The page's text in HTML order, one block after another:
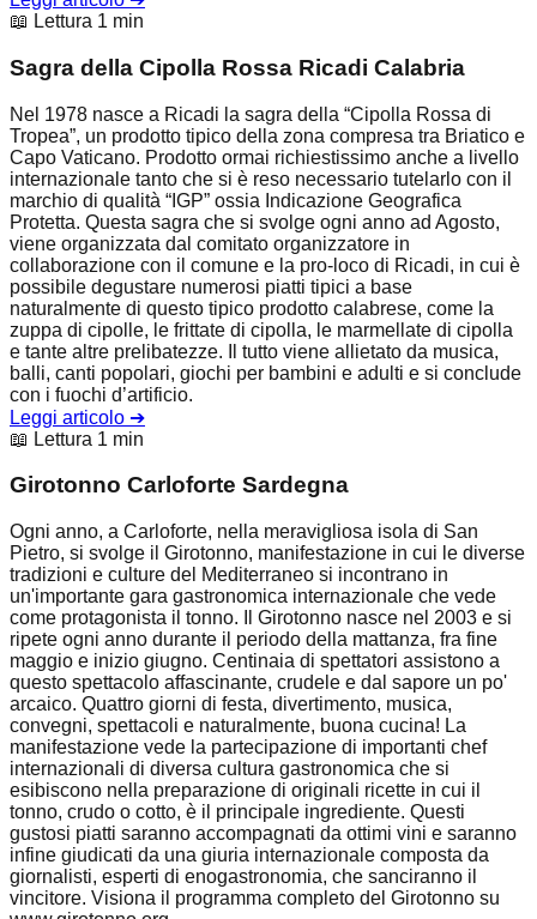
📖 Lettura 1 min
Sagra della Cipolla Rossa Ricadi Calabria
Nel 1978 nasce a Ricadi la sagra della “Cipolla Rossa di
Tropea”, un prodotto tipico della zona compresa tra Briatico e
Capo Vaticano. Prodotto ormai richiestissimo anche a livello
internazionale tanto che si è reso necessario tutelarlo con il
marchio di qualità “IGP” ossia Indicazione Geografica
Protetta. Questa sagra che si svolge ogni anno ad Agosto,
viene organizzata dal comitato organizzatore in
collaborazione con il comune e la pro-loco di Ricadi, in cui è
possibile degustare numerosi piatti tipici a base
naturalmente di questo tipico prodotto calabrese, come la
zuppa di cipolle, le frittate di cipolla, le marmellate di cipolla
e tante altre prelibatezze. Il tutto viene allietato da musica,
balli, canti popolari, giochi per bambini e adulti e si conclude
con i fuochi d’artificio.
Leggi articolo ➔
📖 Lettura 1 min
Girotonno Carloforte Sardegna
Ogni anno, a Carloforte, nella meravigliosa isola di San
Pietro, si svolge il Girotonno, manifestazione in cui le diverse
tradizioni e culture del Mediterraneo si incontrano in
un'importante gara gastronomica internazionale che vede
come protagonista il tonno. Il Girotonno nasce nel 2003 e si
ripete ogni anno durante il periodo della mattanza, fra fine
maggio e inizio giugno. Centinaia di spettatori assistono a
questo spettacolo affascinante, crudele e dal sapore un po'
arcaico. Quattro giorni di festa, divertimento, musica,
convegni, spettacoli e naturalmente, buona cucina! La
manifestazione vede la partecipazione di importanti chef
internazionali di diversa cultura gastronomica che si
esibiscono nella preparazione di originali ricette in cui il
tonno, crudo o cotto, è il principale ingrediente. Questi
gustosi piatti saranno accompagnati da ottimi vini e saranno
infine giudicati da una giuria internazionale composta da
giornalisti, esperti di enogastronomia, che sanciranno il
vincitore. Visiona il programma completo del Girotonno su